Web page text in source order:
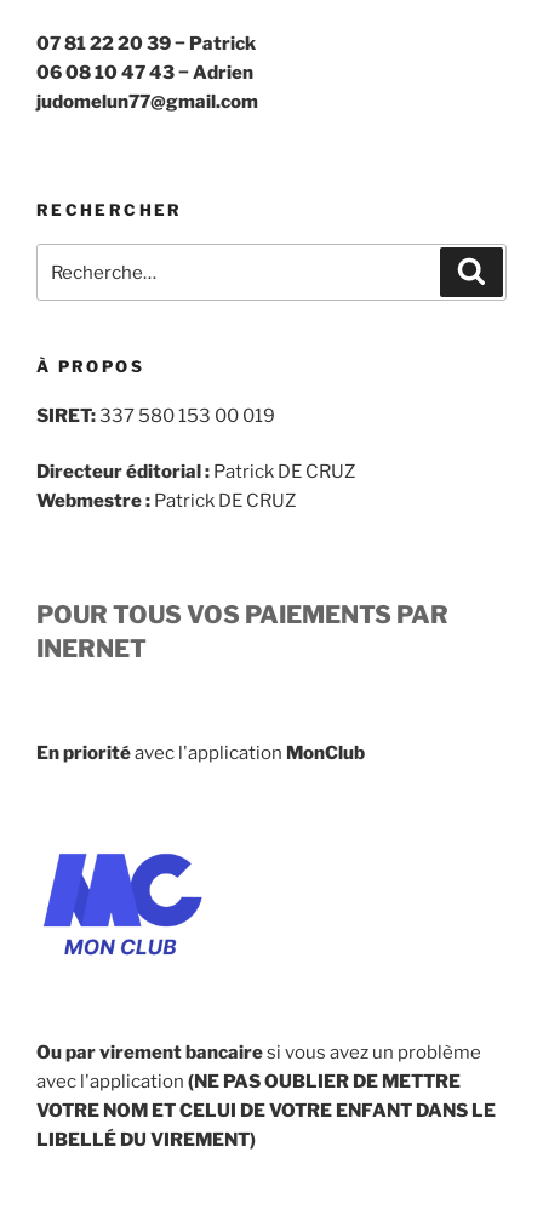
07 81 22 20 39 − Patrick
06 08 10 47 43 − Adrien
judomelun77@gmail.com
RECHERCHER
pour
À PROPOS
SIRET:337 580 153 00 019
Directeur éditorial : Patrick DE CRUZ
Webmestre : Patrick DE CRUZ
POUR TOUS VOS PAIEMENTS PAR
INERNET
En prioritéavec l'application MonClub
Ou par virement bancairesi vous avez un problème
avec l'application (NE PAS OUBLIER DE METTRE
VOTRE NOM ET CELUI DE VOTRE ENFANT DANS LE
LIBELLÉ DU VIREMENT)